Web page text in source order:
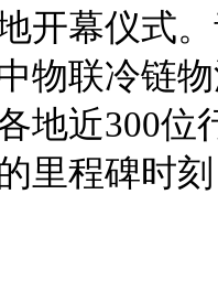
开幕仪式
物联冷链
地近300位
里程碑时